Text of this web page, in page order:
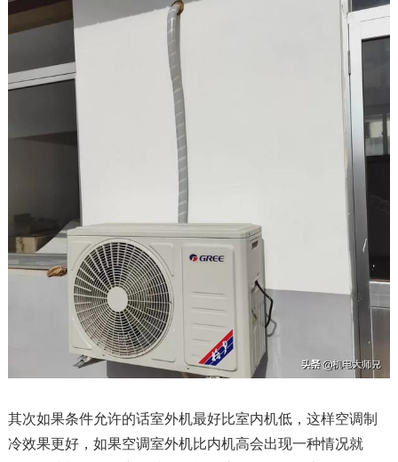
其次如果条件允许的话室外机最好比室内机低，这样空调制
冷效果更好，如果空调室外机比内机高会出现一种情况就